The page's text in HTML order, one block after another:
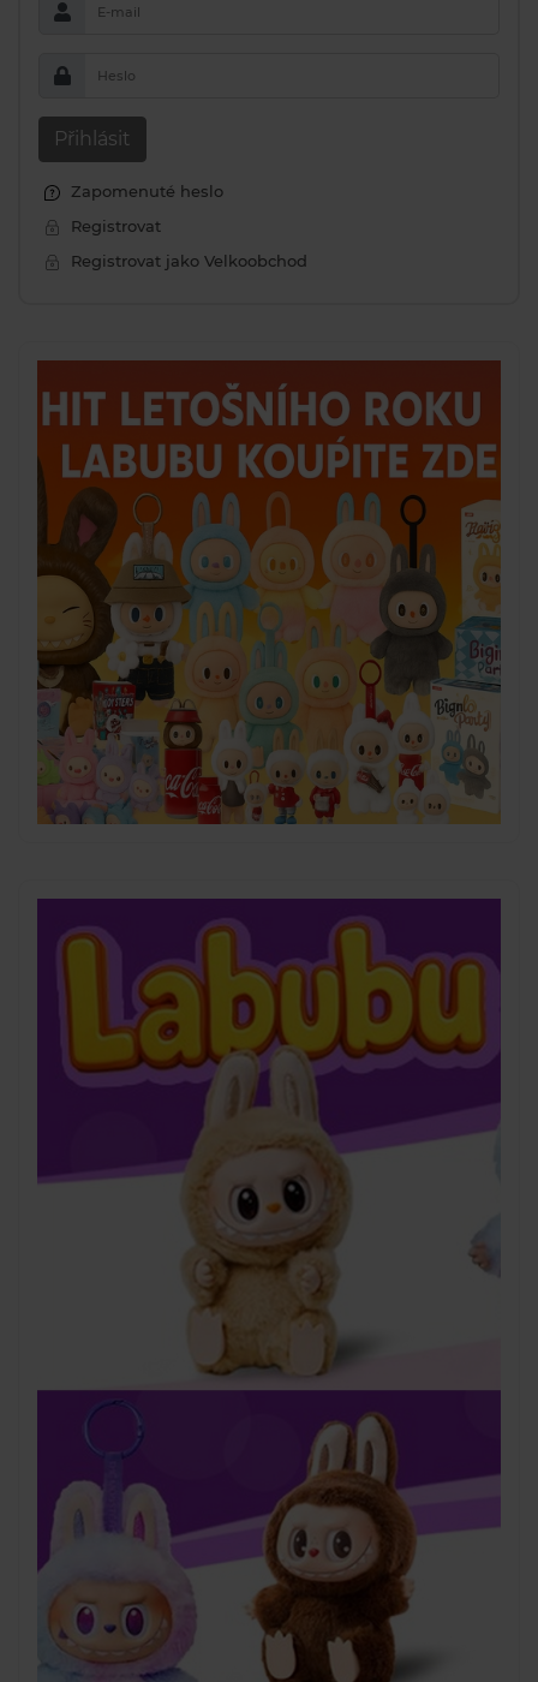
E-mail
Heslo
Přihlásit
Zapomenuté heslo
Registrovat
Registrovat jako Velkoobchod